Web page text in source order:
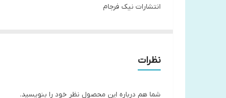
انتشارات نیک فرجام
کتاب «چهار راه پولسازی»، منبعی ارزشمند برای
نظرات
شما هم درباره این محصول نظر خود را بنویسید.